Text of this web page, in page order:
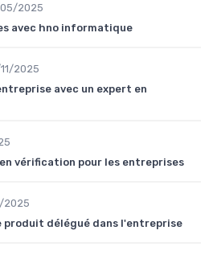
2025
avec hno informatique
2025
avec un expert en
vérification pour les entreprises
2025
produit délégué dans l'entreprise